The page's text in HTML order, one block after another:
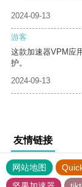
2024-09-13
游客
这款加速器VPM应
护。
2024-09-13
友情链接
网站地图